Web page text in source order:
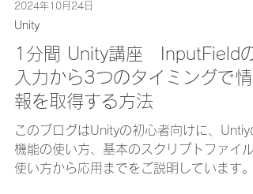
Unity
1分間 Unity講座 InputFieldの
入力から3つのタイミングで情
報を取得する方法
このブログはUnityの初心者向けに、Untiy